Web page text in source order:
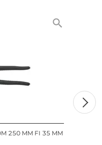
250 MM FI 35 MM